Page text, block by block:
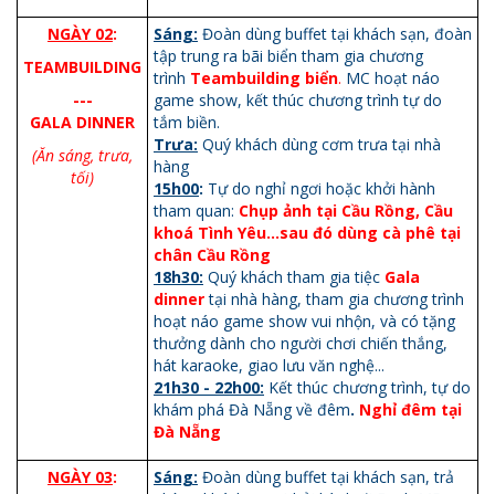
NGÀY 02:
TEAMBUILDING
---
GALA DINNER
(Ăn sáng, trưa,
tối)
Sáng: Đoàn dùng buffet tại khách sạn, đoàn
tập trung ra bãi biển tham gia chương
trình Teambuilding biển. MC hoạt náo
game show, kết thúc chương trình tự do
tắm biền.
Trưa: Quý khách dùng cơm trưa tại nhà
hàng
15h00: Tự do nghỉ ngơi hoặc khởi hành
tham quan: Chụp ảnh tại Cầu Rồng, Cầu
khoá Tình Yêu...sau đó dùng cà phê tại
chân Cầu Rồng
18h30: Quý khách tham gia tiệc Gala
dinnertại nhà hàng, tham gia chương trình
hoạt náo game show vui nhộn, và có tặng
thưởng dành cho người chơi chiến thắng,
hát karaoke, giao lưu văn nghệ...
21h30 - 22h00: Kết thúc chương trình, tự do
khám phá Đà Nẵng về đêm. Nghỉ đêm tại
Đà Nẵng
NGÀY 03:
Sáng: Đoàn dùng buffet tại khách sạn, trả